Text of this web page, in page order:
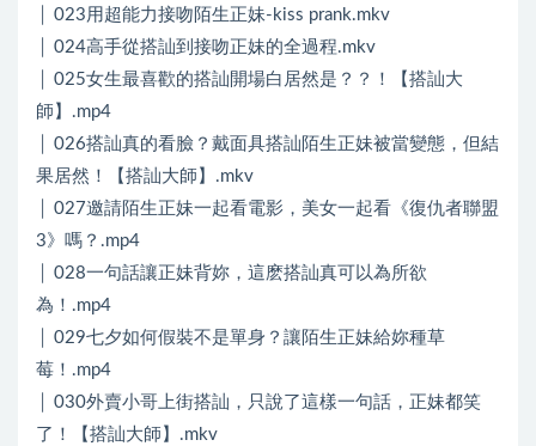
│ 023用超能力接吻陌生正妹-kiss prank.mkv
│ 024高手從搭訕到接吻正妹的全過程.mkv
│ 025女生最喜歡的搭訕開場白居然是？？！【搭訕大
師】.mp4
│ 026搭訕真的看臉？戴面具搭訕陌生正妹被當變態，但結
果居然！【搭訕大師】.mkv
│ 027邀請陌生正妹一起看電影，美女一起看《復仇者聯盟
3》嗎？.mp4
│ 028一句話讓正妹背妳，這麽搭訕真可以為所欲
為！.mp4
│ 029七夕如何假裝不是單身？讓陌生正妹給妳種草
莓！.mp4
│ 030外賣小哥上街搭訕，只說了這樣一句話，正妹都笑
了！【搭訕大師】.mkv